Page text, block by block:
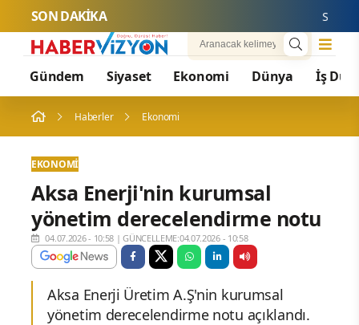
SON DAKİKA
Gündem Siyaset Ekonomi Dünya İş
Haberler Ekonomi
EKONOMI
Aksa Enerji'nin kurumsal
yönetim derecelendirme notu
04.07.2026 - 10:58 |GÜNCELLEME:04.07.2026 - 10:58
Aksa Enerji Üretim A.Ş'nin kurumsal
yönetim derecelendirme notu açıklandı.